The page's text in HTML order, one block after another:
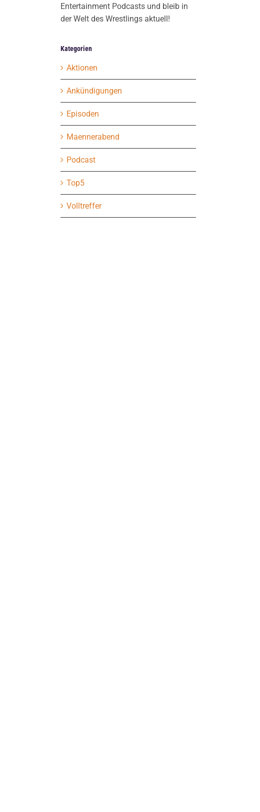
Entertainment Podcasts und bleib in
der Welt des Wrestlings aktuell!
Kategorien
Aktionen
Ankündigungen
Episoden
Maennerabend
Podcast
Top5
Volltreffer